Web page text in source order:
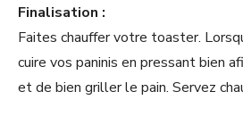
Finalisation :
Faites chauffer votre toaster.
cuire vos paninis en pressant bien
et de bien griller le pain. Servez